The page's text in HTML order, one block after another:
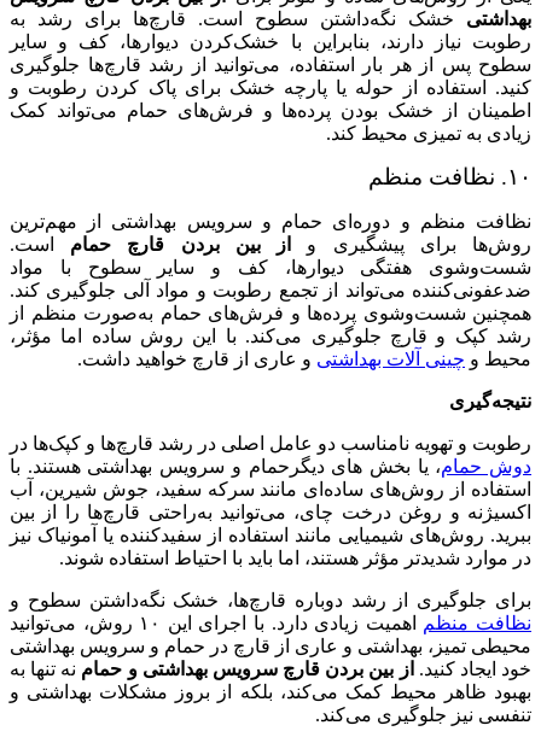
بهداشتی خشک نگه‌داشتن سطوح است. قارچ‌ها برای رشد به
رطوبت نیاز دارند، بنابراین با خشک‌کردن دیوارها، کف و سایر
سطوح پس از هر بار استفاده، می‌توانید از رشد قارچ‌ها جلوگیری
کنید. استفاده از حوله یا پارچه خشک برای پاک کردن رطوبت و
اطمینان از خشک بودن پرده‌ها و فرش‌های حمام می‌تواند کمک
زیادی به تمیزی محیط کند.
۱۰. نظافت منظم
نظافت منظم و دوره‌ای حمام و سرویس بهداشتی از مهم‌ترین
روش‌ها برای پیشگیری و از بین بردن قارچ حمام است.
شست‌وشوی هفتگی دیوارها، کف و سایر سطوح با مواد
ضدعفونی‌کننده می‌تواند از تجمع رطوبت و مواد آلی جلوگیری کند.
همچنین شست‌وشوی پرده‌ها و فرش‌های حمام به‌صورت منظم از
رشد کپک و قارچ جلوگیری می‌کند. با این روش ساده اما مؤثر،
محیط و چینی آلات بهداشتی و عاری از قارچ خواهید داشت.
نتیجه‌گیری
رطوبت و تهویه نامناسب دو عامل اصلی در رشد قارچ‌ها و کپک‌ها در
دوش حمام، یا بخش های دیگرحمام و سرویس بهداشتی هستند. با
استفاده از روش‌های ساده‌ای مانند سرکه سفید، جوش شیرین، آب
اکسیژنه و روغن درخت چای، می‌توانید به‌راحتی قارچ‌ها را از بین
ببرید. روش‌های شیمیایی مانند استفاده از سفیدکننده یا آمونیاک نیز
در موارد شدیدتر مؤثر هستند، اما باید با احتیاط استفاده شوند.
برای جلوگیری از رشد دوباره قارچ‌ها، خشک نگه‌داشتن سطوح و
نظافت منظم
اهمیت زیادی دارد. با اجرای این ۱۰ روش، می‌توانید
محیطی تمیز، بهداشتی و عاری از قارچ در حمام و سرویس بهداشتی
خود ایجاد کنید. از بین بردن قارچ سرویس بهداشتی و حمام نه تنها به
بهبود ظاهر محیط کمک می‌کند، بلکه از بروز مشکلات بهداشتی و
تنفسی نیز جلوگیری می‌کند.